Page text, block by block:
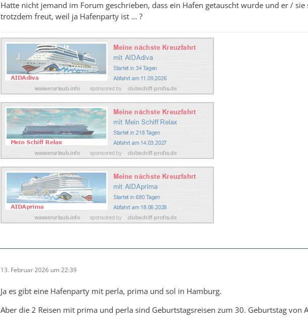
Hatte nicht jemand im Forum geschrieben, dass ein Hafen getauscht wurde und er / sie
trotzdem freut, weil ja Hafenparty ist … ?
13. Februar 2026 um 22:39
Ja es gibt eine Hafenparty mit perla, prima und sol in Hamburg.
Aber die 2 Reisen mit prima und perla sind Geburtstagsreisen zum 30. Geburtstag von